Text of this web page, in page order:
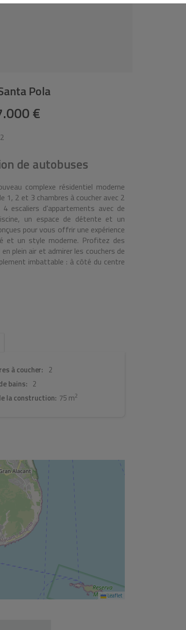
Pola
€
2
de autobuses
complexe résidentiel moderne
2 et 3 chambres à coucher avec 2
escaliers d'appartements avec de
un espace de détente et un
pour vous offrir une expérience
et un style moderne. Profitez des
plein air et admirer les couchers de
imbattable : à côté du centre
Excellente connexion
à coucher: 2
bains: 2
la construction: 75 m2
Leaflet